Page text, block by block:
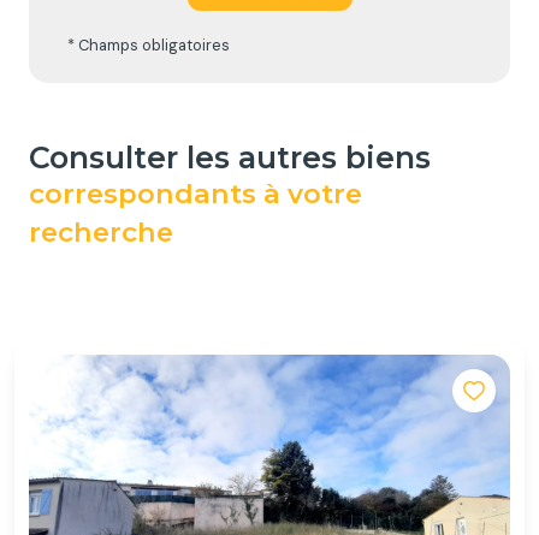
* Champs obligatoires
consulter les autres biens
correspondants à votre
recherche